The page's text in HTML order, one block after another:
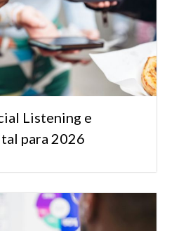
Listening e
para 2026